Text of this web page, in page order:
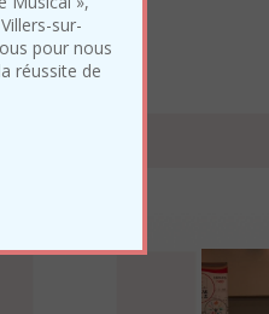
sur-
pour nous
réussite de